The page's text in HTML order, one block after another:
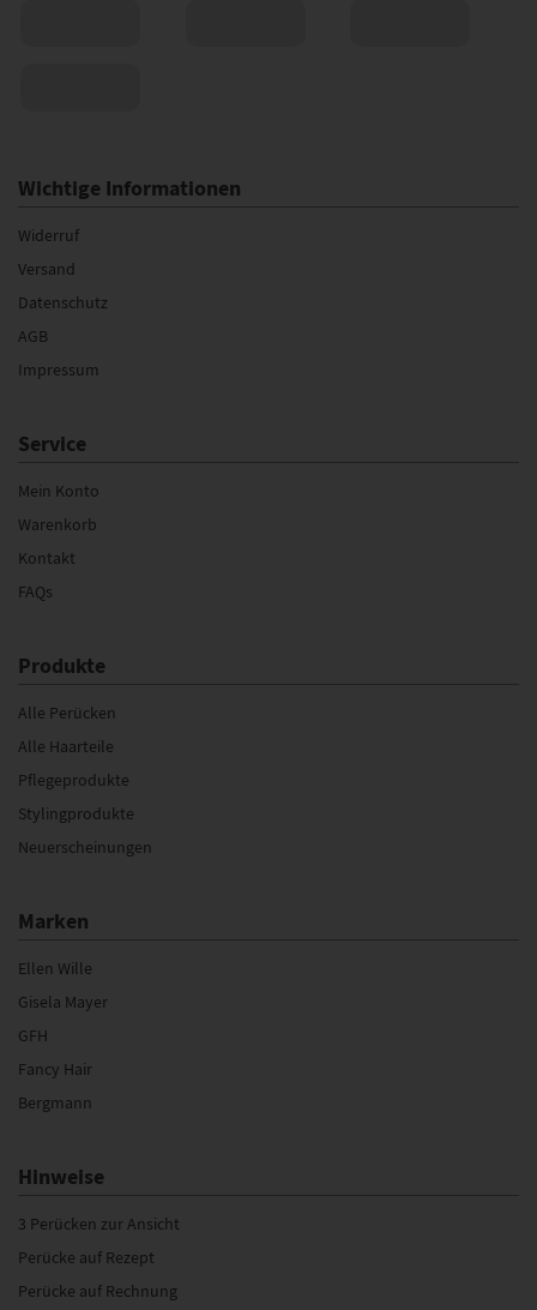
Wichtige Informationen
Widerruf
Versand
Datenschutz
AGB
Impressum
Service
Mein Konto
Warenkorb
Kontakt
FAQs
Produkte
Alle Perücken
Alle Haarteile
Pflegeprodukte
Stylingprodukte
Neuerscheinungen
Marken
Ellen Wille
Gisela Mayer
GFH
Fancy Hair
Bergmann
Hinweise
3 Perücken zur Ansicht
Perücke auf Rezept
Perücke auf Rechnung